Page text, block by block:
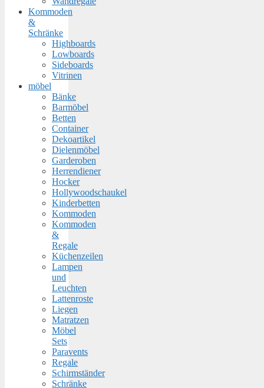
Kommoden
&
Schränke
Highboards
Lowboards
Sideboards
Vitrinen
möbel
Bänke
Barmöbel
Betten
Container
Dekoartikel
Dielenmöbel
Garderoben
Herrendiener
Hocker
Hollywoodschaukel
Kinderbetten
Kommoden
Kommoden
&
Regale
Küchenzeilen
Lampen
und
Leuchten
Lattenroste
Liegen
Matratzen
Möbel
Sets
Paravents
Regale
Schirmständer
Schränke